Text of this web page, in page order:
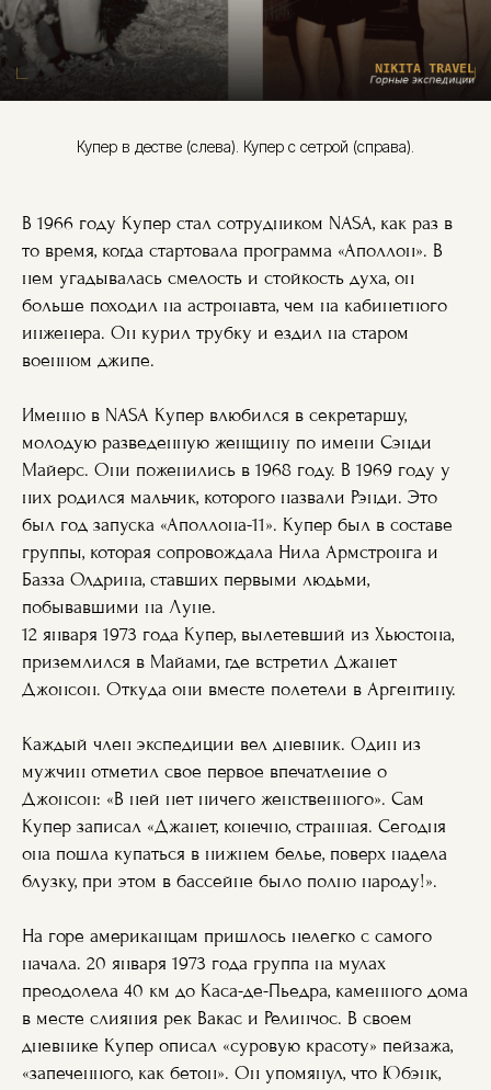
Купер в дестве (слева). Купер с сетрой (справа).
В 1966 году Купер стал сотрудником NASA, как раз в
то время, когда стартовала программа «Аполлон». В
нем угадывалась смелость и стойкость духа, он
больше походил на астронавта, чем на кабинетного
инженера. Он курил трубку и ездил на старом
военном джипе.
Именно в NASA Купер влюбился в секретаршу,
молодую разведенную женщину по имени Сэнди
Майерс. Они поженились в 1968 году. В 1969 году у
них родился мальчик, которого назвали Рэнди. Это
был год запуска «Аполлона-11». Купер был в составе
группы, которая сопровождала Нила Армстронга и
Базза Олдрина, ставших первыми людьми,
побывавшими на Луне.
12 января 1973 года Купер, вылетевший из Хьюстона,
приземлился в Майами, где встретил Джанет
Джонсон. Откуда они вместе полетели в Аргентину.
Каждый член экспедиции вел дневник. Один из
мужчин отметил свое первое впечатление о
Джонсон: «В ней нет ничего женственного». Сам
Купер записал «Джанет, конечно, странная. Сегодня
она пошла купаться в нижнем белье, поверх надела
блузку, при этом в бассейне было полно народу!».
На горе американцам пришлось нелегко с самого
начала. 20 января 1973 года группа на мулах
преодолела 40 км до Каса-де-Пьедра, каменного дома
в месте слияния рек Вакас и Релинчос. В своем
дневнике Купер описал «суровую красоту» пейзажа,
«запеченного, как бетон». Он упомянул, что Юбэнк,